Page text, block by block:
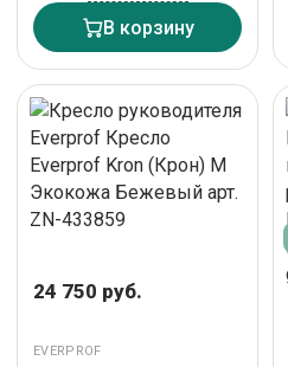
В корзину
24 750 руб.
EVERPROF